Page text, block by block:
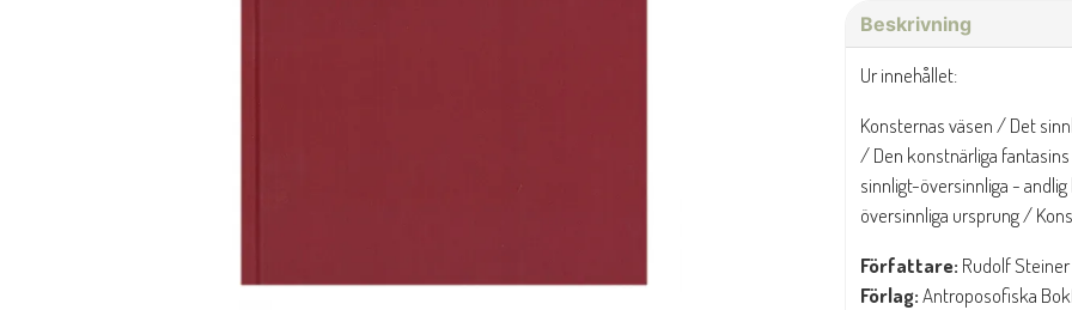
Beskrivning
Ur innehållet:
Konsternas väsen / Det
/ Den konstnärliga
sinnligt-översinnliga -
översinnliga ursprung /
Författare: Rudolf Steiner
Förlag:Antroposofiska